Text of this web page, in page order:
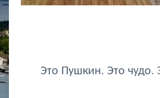
Это Пушкин. Это чудо.